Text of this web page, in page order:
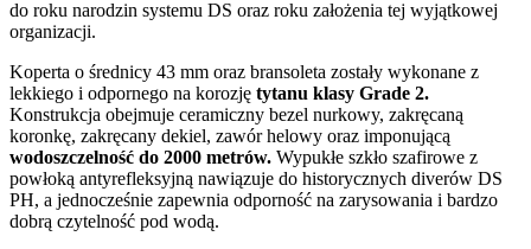
do roku narodzin systemu DS oraz roku założenia tej wyjątkowej
organizacji.
Koperta o średnicy 43 mm oraz bransoleta zostały wykonane z
lekkiego i odpornego na korozję tytanu klasy Grade 2.
Konstrukcja obejmuje ceramiczny bezel nurkowy, zakręcaną
koronkę, zakręcany dekiel, zawór helowy oraz imponującą
wodoszczelność do 2000 metrów. Wypukłe szkło szafirowe z
powłoką antyrefleksyjną nawiązuje do historycznych diverów DS
PH, a jednocześnie zapewnia odporność na zarysowania i bardzo
dobrą czytelność pod wodą.